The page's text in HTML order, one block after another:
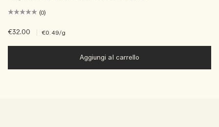
(0)
€32.00 €0.49/g
Aggiungi al carrello